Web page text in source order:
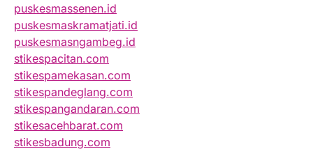
puskesmassenen.id
puskesmaskramatjati.id
puskesmasngambeg.id
stikespacitan.com
stikespamekasan.com
stikespandeglang.com
stikespangandaran.com
stikesacehbarat.com
stikesbadung.com